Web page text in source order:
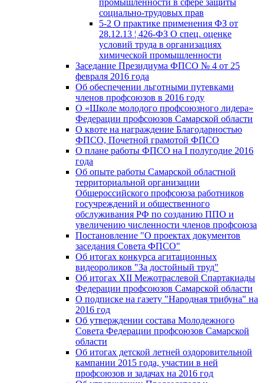
социально-трудовых прав
5-2 О практике применения ФЗ от
28.12.13 ¦ 426-ФЗ О спец. оценке
условий труда в организациях
химической промышленности
Заседание Президиума ФПСО № 4 от 25
февраля 2016 года
Об обеспечении льготными путевками
членов профсоюзов в 2016 году
О «Школе молодого профсоюзного лидера»
Федерации профсоюзов Самарской области
О квоте на награждение Благодарностью
ФПСО, Почетной грамотой ФПСО
О плане работы ФПСО на I полугодие 2016
года
Об опыте работы Самарской областной
территориальной организации
Общероссийского профсоюза работников
госучреждений и общественного
обслуживания РФ по созданию ППО и
увеличению численности членов профсоюза
Постановление "О проектах документов
заседания Совета ФПСО"
Об итогах конкурса агитационных
видеороликов "За достойный труд"
Об итогах XII Межотраслевой Спартакиады
Федерации профсоюзов Самарской области
О подписке на газету "Народная трибуна" на
2016 год
Об утверждении состава Молодежного
Совета Федерации профсоюзов Самарской
области
Об итогах детской летней оздоровительной
кампании 2015 года, участии в ней
профсоюзов и задачах на 2016 год